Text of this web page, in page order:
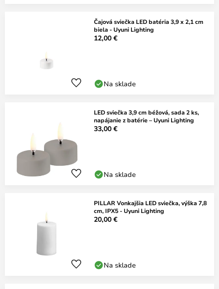
Čajová sviečka LED batéria 3,9 x 2,1 cm
biela - Uyuni Lighting
12,00 €
Na sklade
LED sviečka 3,9 cm béžová, sada 2 ks,
napájanie z batérie – Uyuni Lighting
33,00 €
Na sklade
PILLAR Vonkajšia LED sviečka, výška 7,8
cm, IPX5 - Uyuni Lighting
20,00 €
Na sklade